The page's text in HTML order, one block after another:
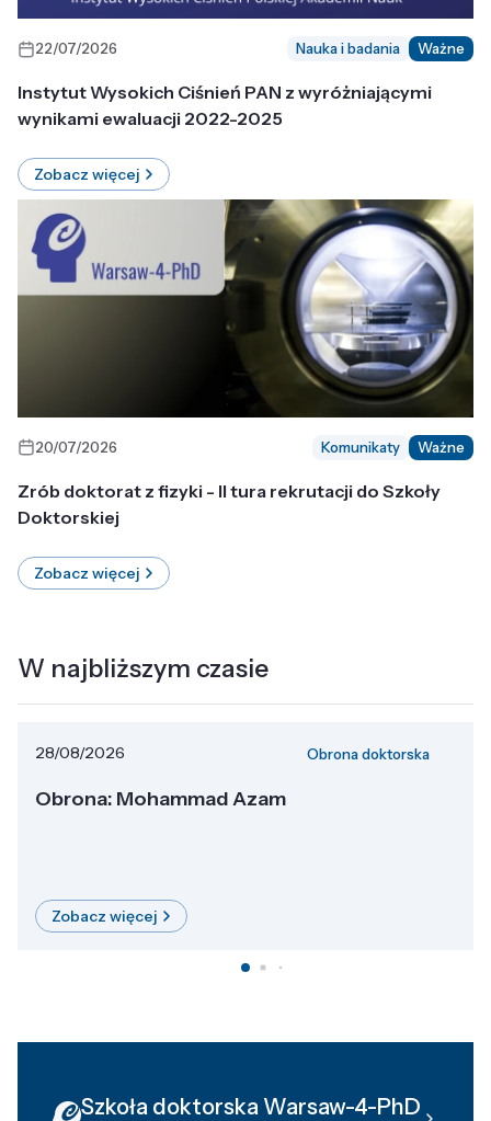
22/07/2026 Nauka i badania Ważne
Instytut Wysokich Ciśnień PAN z wyróżniającymi
wynikami ewaluacji 2022-2025
Zobacz więcej
20/07/2026 Komunikaty Ważne
Zrób doktorat z fizyki - II tura rekrutacji do Szkoły
Doktorskiej
Zobacz więcej
W najbliższym czasie
28/08/2026 Obrona doktorska
Obrona: Mohammad Azam
Zobacz więcej
Szkoła doktorska Warsaw-4-PhD